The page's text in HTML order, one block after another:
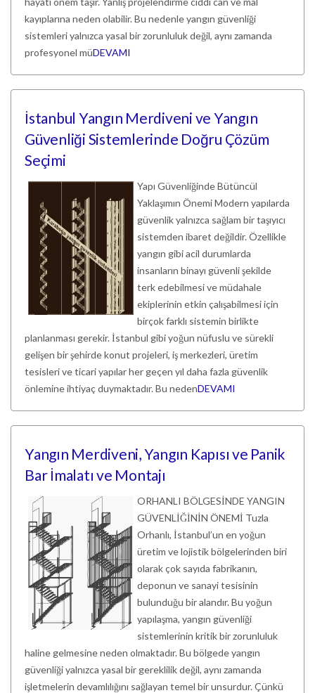
kayıplarına neden olabilir. Bu nedenle yangın güvenliği
sistemleri yalnızca yasal bir zorunluluk değil, aynı zamanda
profesyonel müDEVAMI
İstanbul Yangın Merdiveni ve Yangın
Güvenliği Sistemlerinde Doğru Çözüm
Seçimi
Yapı Güvenliğinde Bütüncül
Yaklaşımın Önemi Modern yapılarda
güvenlik yalnızca sağlam bir taşıyıcı
sistemden ibaret değildir. Özellikle
yangın gibi acil durumlarda
insanların binayı güvenli şekilde
terk edebilmesi ve müdahale
ekiplerinin etkin çalışabilmesi için
birçok farklı sistemin birlikte
planlanması gerekir. İstanbul gibi yoğun nüfuslu ve sürekli
gelişen bir şehirde konut projeleri, iş merkezleri, üretim
tesisleri ve ticari yapılar her geçen yıl daha fazla güvenlik
önlemine ihtiyaç duymaktadır. Bu nedenDEVAMI
Yangın Merdiveni, Yangın Kapısı ve Panik
Bar İmalatı ve Montajı
ORHANLI BÖLGESİNDE YANGIN
GÜVENLİĞİNİN ÖNEMİ Tuzla
Orhanlı, İstanbul’un en yoğun
üretim ve lojistik bölgelerinden biri
olarak çok sayıda fabrikanın,
deponun ve sanayi tesisinin
bulunduğu bir alandır. Bu yoğun
yapılaşma, yangın güvenliği
sistemlerinin kritik bir zorunluluk
haline gelmesine neden olmaktadır. Bu bölgede yangın
güvenliği yalnızca yasal bir gereklilik değil, aynı zamanda
işletmelerin devamlılığını sağlayan temel bir unsurdur. Çünkü